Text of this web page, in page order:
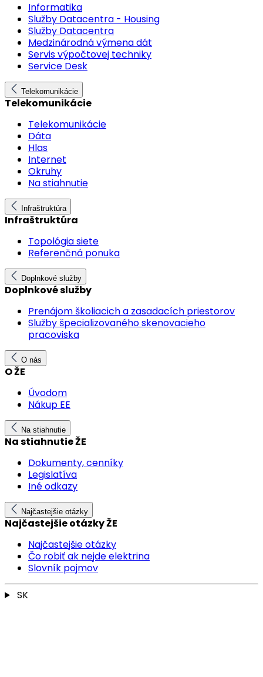
Informatika
Služby Datacentra - Housing
Služby Datacentra
Medzinárodná výmena dát
Servis výpočtovej techniky
Service Desk
Telekomunikácie
Telekomunikácie
Telekomunikácie
Dáta
Hlas
Internet
Okruhy
Na stiahnutie
Infraštruktúra
Infraštruktúra
Topológia siete
Referenčná ponuka
Doplnkové služby
Doplnkové služby
Prenájom školiacich a zasadacích priestorov
Služby špecializovaného skenovacieho
pracoviska
O nás
O ŽE
Úvodom
Nákup EE
Na stiahnutie
Na stiahnutie ŽE
Dokumenty, cenníky
Legislatíva
Iné odkazy
Najčastejšie otázky
Najčastejšie otázky ŽE
Najčastejšie otázky
Čo robiť ak nejde elektrina
Slovník pojmov
SK